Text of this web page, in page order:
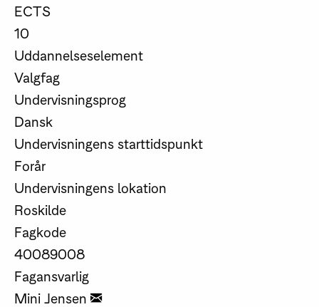
ECTS
10
Uddannelseselement
Valgfag
Undervisningsprog
Dansk
Undervisningens starttidspunkt
Forår
Undervisningens lokation
Roskilde
Fagkode
40089008
Fagansvarlig
Mini Jensen